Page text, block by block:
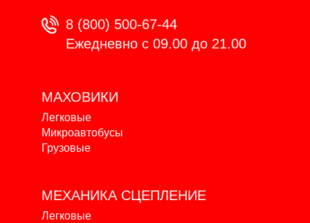
8 (800) 500-67-44
Ежедневно с 09.00 до 21.00
МАХОВИКИ
Легковые
Микроавтобусы
Грузовые
МЕХАНИКА СЦЕПЛЕНИЕ
Легковые